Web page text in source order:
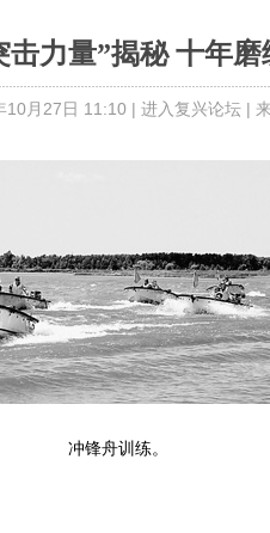
力量”揭秘 十年磨
10月27日 11:10 | 进入复兴论坛| 来
冲锋舟训练。